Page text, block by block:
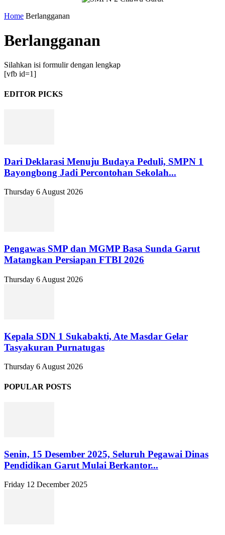
Home Berlangganan
Berlangganan
Silahkan isi formulir dengan lengkap
[vfb id=1]
EDITOR PICKS
Dari Deklarasi Menuju Budaya Peduli, SMPN 1
Bayongbong Jadi Percontohan Sekolah...
Thursday 6 August 2026
Pengawas SMP dan MGMP Basa Sunda Garut
Matangkan Persiapan FTBI 2026
Thursday 6 August 2026
Kepala SDN 1 Sukabakti, Ate Masdar Gelar
Tasyakuran Purnatugas
Thursday 6 August 2026
POPULAR POSTS
Senin, 15 Desember 2025, Seluruh Pegawai Dinas
Pendidikan Garut Mulai Berkantor...
Friday 12 December 2025